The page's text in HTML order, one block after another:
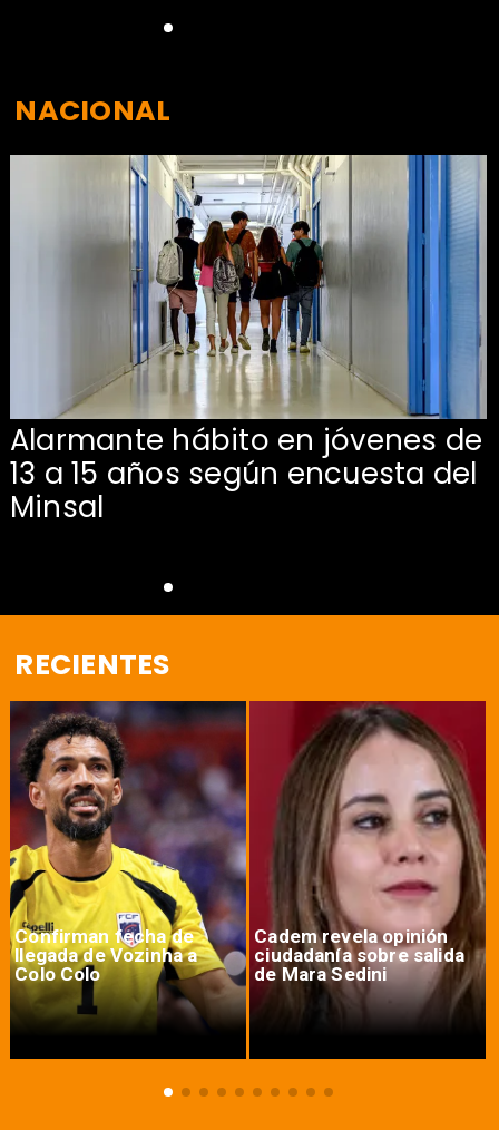
Alarmante hábito en jóvenes de
13 a 15 años según encuesta del
Minsal
NACIONAL
RECIENTES
Confirman fecha de
llegada de Vozinha a
Colo Colo
Cadem revela opinión
ciudadanía sobre salida
de Mara Sedini